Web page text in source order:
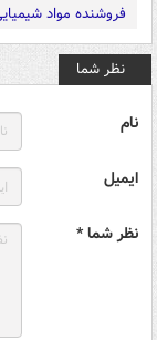
فروشنده مواد
نظر شما
نام
ایمیل
نظر شما *